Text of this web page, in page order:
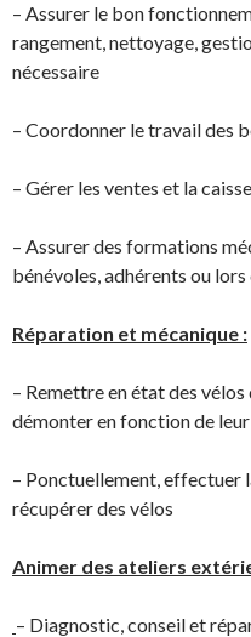
– Assurer le bon
rangement, nettoyage,
nécessaire
– Coordonner le travail des
– Gérer les ventes et la caisse
– Assurer des formations
bénévoles, adhérents ou
Réparation et mécanique :
– Remettre en état des vélos
démonter en fonction de
– Ponctuellement, effectuer
récupérer des vélos
Animer des ateliers
– Diagnostic, conseil et